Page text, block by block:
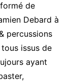
de
Debard à
percussions
issus de
ayant